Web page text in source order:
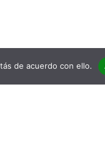
de acuerdo con ello.